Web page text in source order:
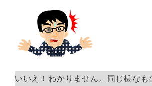
いいえ！わかりません。同じ様なも